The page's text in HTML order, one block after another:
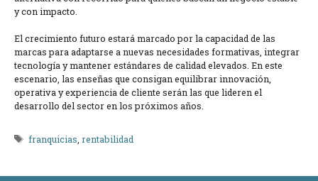
y con impacto.
El crecimiento futuro estará marcado por la capacidad de las
marcas para adaptarse a nuevas necesidades formativas, integrar
tecnología y mantener estándares de calidad elevados. En este
escenario, las enseñas que consigan equilibrar innovación,
operativa y experiencia de cliente serán las que lideren el
desarrollo del sector en los próximos años.
Etiquetas
franquicias ,rentabilidad